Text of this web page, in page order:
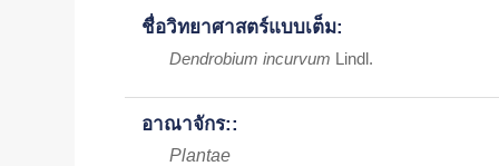
ชื่อวิทยาศาสตร์แบบเต็ม:
Dendrobium incurvum Lindl.
อาณาจักร::
Plantae